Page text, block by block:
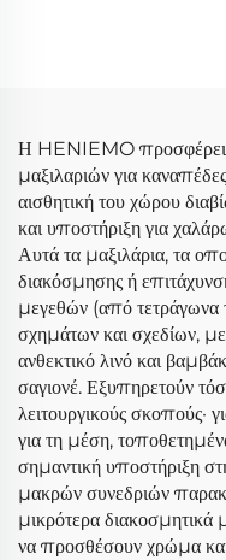
Η HENIEMO προσφέρει
μαξιλαριών για
αισθητική του χώρου
και υποστήριξη για
Αυτά τα μαξιλάρια, τα
διακόσμησης ή
μεγεθών (από τετράγωνα
σχημάτων και σχεδίων,
ανθεκτικό λινό και
σαγιονέ. Εξυπηρετούν
λειτουργικούς σκοπούς·
για τη μέση,
σημαντική υποστήριξη
μακρών συνεδριών
μικρότερα διακοσμητικά
να προσθέσουν χρώμα